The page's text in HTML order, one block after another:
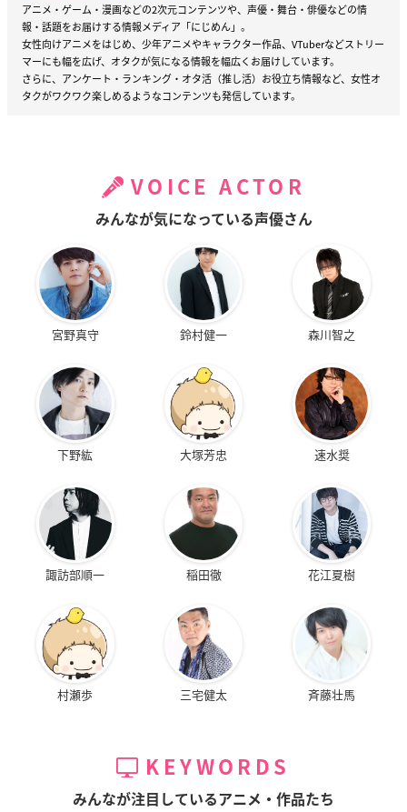
アニメ・ゲーム・漫画などの2次元コンテンツや、声優・舞台・俳優などの情
報・話題をお届けする情報メディア「にじめん」。
女性向けアニメをはじめ、少年アニメやキャラクター作品、VTuberなどストリー
マーにも幅を広げ、オタクが気になる情報を幅広くお届けしています。
さらに、アンケート・ランキング・オタ活（推し活）お役立ち情報など、女性オ
タクがワクワク楽しめるようなコンテンツも発信しています。
VOICE ACTOR
みんなが気になっている声優さん
宮野真守 鈴村健一 森川智之
下野紘 大塚芳忠 速水奨
諏訪部順一 稲田徹 花江夏樹
村瀬歩 三宅健太 斉藤壮馬
KEYWORDS
みんなが注目しているアニメ・作品たち